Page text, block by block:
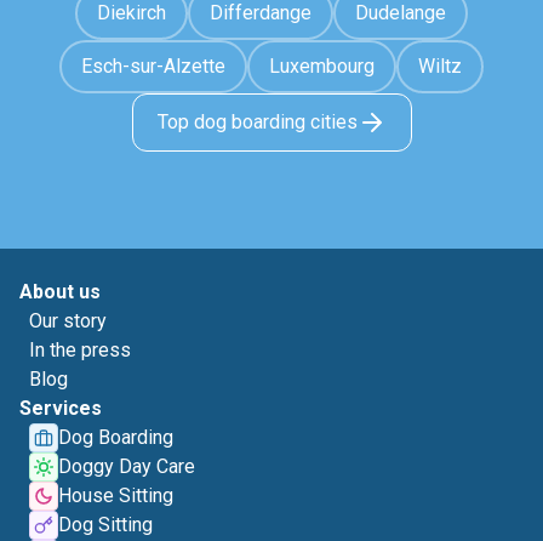
Diekirch Differdange Dudelange
Esch-sur-Alzette Luxembourg Wiltz
Top dog boarding cities
About us
Our story
In the press
Blog
Services
Dog Boarding
Doggy Day Care
House Sitting
Dog Sitting